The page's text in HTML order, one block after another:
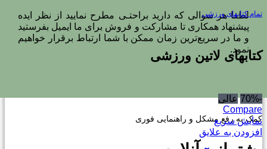
لطفا هر سوالی که دارید براحتـی مطرح نمایید از نظر ایده
پیشنهاد همکاری تا مشارکت و فروش برای ما ایمیل بفرستید
و ما در سریع‌ترین زمان ممکن با شما ارتباط برقرار خواهیم
نمود.
کمک به رفع مشکل و راهنمایی فوری
تمام کتابهای ورزشی
کتابهای لاتین ورزشی
-70%
عالی
Compare
نمایش سریع
افزودن به علایق